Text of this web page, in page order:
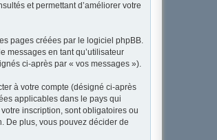
et permettant d’améliorer votre
pages créées par le logiciel phpBB.
messages en tant qu’utilisateur
ci-après par « vos messages »).
à votre compte (désigné ci-après
applicables dans le pays qui
inscription, sont obligatoires ou
De plus, vous pouvez décider de